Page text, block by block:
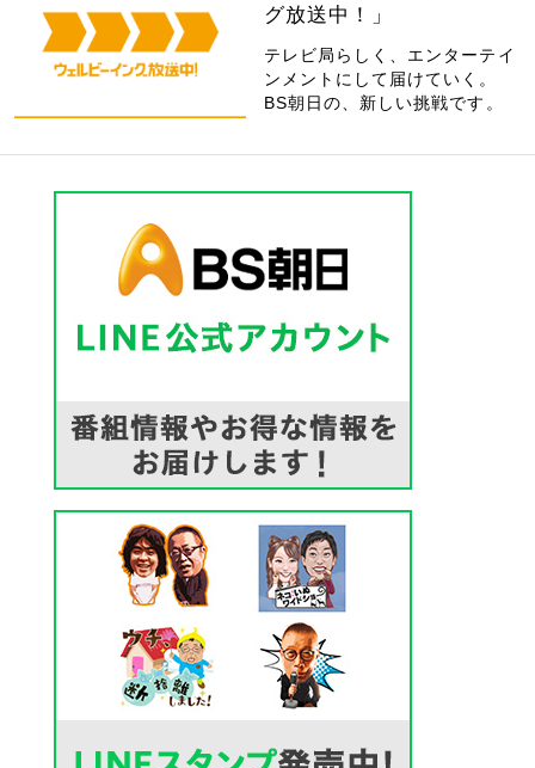
グ放送中！」
テレビ局らしく、エンターテイ
ンメントにして届けていく。
BS朝日の、新しい挑戦です。